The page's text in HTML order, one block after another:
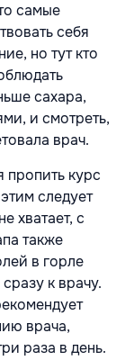
самые
себя
но тут кто
сахара,
и смотреть,
врач.
пропить курс
следует
хватает, с
также
в горле
к врачу.
врача,
раза в день.